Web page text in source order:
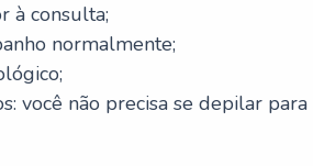
à consulta;
normalmente;
você não precisa se depilar para